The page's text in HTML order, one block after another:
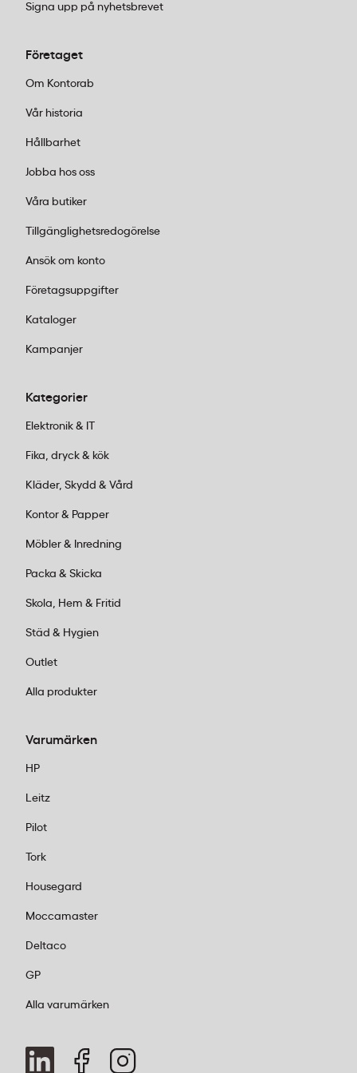
Är handsken helt vattentät eller bara
Granberg Arbetshandske Vinter har ett ProTex®-
bara vattenavvisande. Det innebär att vatten inte
tränger igenom även vid långvarig exponering för
regn, snö eller fuktiga material.
Signa upp på nyhetsbrevet
Företaget
Om Kontorab
Vår historia
Hållbarhet
Jobba hos oss
Våra butiker
Tillgänglighetsredogörelse
Ansök om konto
Företagsuppgifter
Kataloger
Kampanjer
Kategorier
Elektronik & IT
Fika, dryck & kök
Kläder, Skydd & Vård
Kontor & Papper
Möbler & Inredning
Packa & Skicka
Skola, Hem & Fritid
Städ & Hygien
Outlet
Alla produkter
Varumärken
HP
Leitz
Pilot
Tork
Housegard
Moccamaster
Deltaco
GP
Alla varumärken